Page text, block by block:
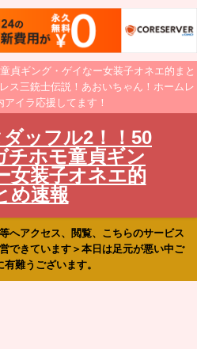
貞ギング・ゲイなー女装子オネエ的まと
ス三銃士伝説！あおいちゃん！ホームレ
アイラ応援してます！
ッフル2！！50
チホモ童貞ギン
女装子オネエ的
め速報
へアクセス、閲覧、こちらのサービス
できています＞本日は足元が悪い中ご
有難うございます。